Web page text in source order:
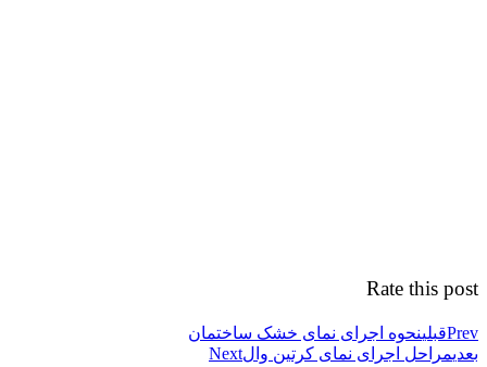
Rate this post
Prevقبلینحوه اجرای نمای خشک ساختمان
بعدیمراحل اجرای نمای کرتین والNext